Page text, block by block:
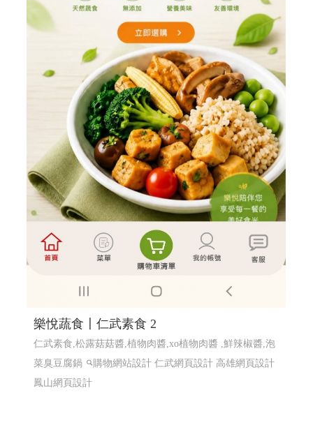
樂悅蔬食〡仁武素食 2
仁武素食,松露菇菇醬,植物肉醬,xo植物肉醬 ,鮮辣椒醬,泡
菜臭豆腐鍋
購物網站設計仁武網頁設計 高雄網頁設計
鳳山網頁設計